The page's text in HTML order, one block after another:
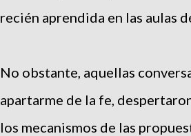
recién aprendida en las aulas
No obstante, aquellas
apartarme de la fe,
los mecanismos de las